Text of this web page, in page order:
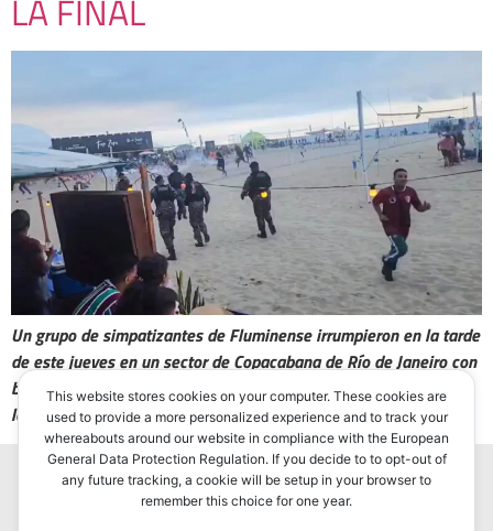
LA FINAL
Un grupo de simpatizantes de Fluminense irrumpieron en la tarde
de este jueves en un sector de Copacabana de Río de Janeiro con
botellas, palos y proyectiles y la policía reprimió y lanzó gases
lacrimógenos. Por la noche, la violencia recrudeció.
This website stores cookies on your computer. These cookies are
used to provide a more personalized experience and to track your
whereabouts around our website in compliance with the European
General Data Protection Regulation. If you decide to to opt-out of
any future tracking, a cookie will be setup in your browser to
remember this choice for one year.